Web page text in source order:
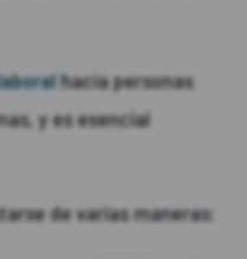
hacia personas
y es esencial
de varias maneras: